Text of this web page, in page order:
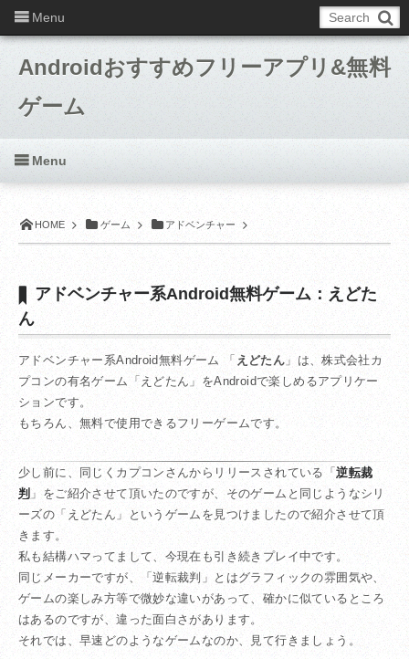
Androidおすすめフリーアプリ&無料
ゲーム
HOME ゲーム アドベンチャー
アドベンチャー系Android無料ゲーム：えどた
ん
アドベンチャー系Android無料ゲーム 「 えどたん 」は、株式会社カ
プコンの有名ゲーム「えどたん」をAndroidで楽しめるアプリケー
ションです。
もちろん、無料で使用できるフリーゲームです。
少し前に、同じくカプコンさんからリリースされている「逆転裁
判 」をご紹介させて頂いたのですが、そのゲームと同じようなシリ
ーズの「えどたん」というゲームを見つけましたので紹介させて頂
きます。
私も結構ハマってまして、今現在も引き続きプレイ中です。
同じメーカーですが、「逆転裁判」とはグラフィックの雰囲気や、
ゲームの楽しみ方等で微妙な違いがあって、確かに似ているところ
はあるのですが、違った面白さがあります。
それでは、早速どのようなゲームなのか、見て行きましょう。
Menu
Menu